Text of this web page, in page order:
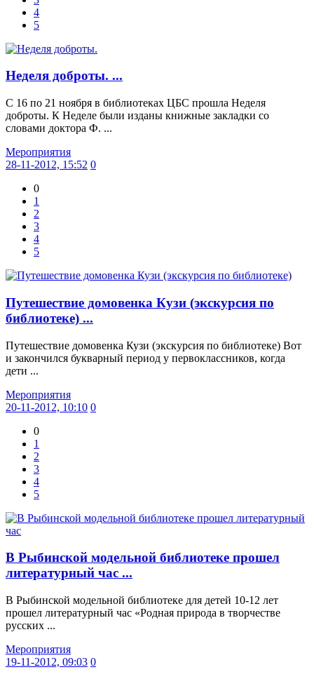
4
5
Неделя доброты. ...
С 16 по 21 ноября в библиотеках ЦБС прошла Неделя
доброты. К Неделе были изданы книжные закладки со
словами доктора Ф. ...
Мероприятия
28-11-2012, 15:52 0
0
1
2
3
4
5
Путешествие домовенка Кузи (экскурсия по
библиотеке) ...
Путешествие домовенка Кузи (экскурсия по библиотеке) Вот
и закончился букварный период у первоклассников, когда
дети ...
Мероприятия
20-11-2012, 10:10 0
0
1
2
3
4
5
В Рыбинской модельной библиотеке прошел
литературный час ...
В Рыбинской модельной библиотеке для детей 10-12 лет
прошел литературный час «Родная природа в творчестве
русских ...
Мероприятия
19-11-2012, 09:03 0